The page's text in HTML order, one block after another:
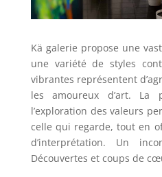
Kä galerie propose une
une variété de styles
vibrantes représentent
les amoureux d’art. La
l’exploration des valeurs
celle qui regarde, tout en
d’interprétation. Un
Découvertes et coups de